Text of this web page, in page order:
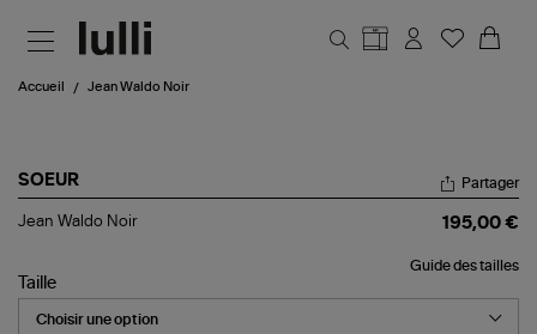
Accueil Jean Waldo Noir
SOEUR
Jean
Partager
Jean Waldo Noir 195,00 €
Guide des tailles
Taille